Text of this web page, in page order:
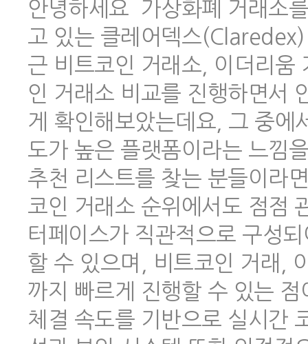
안녕하세요 가상화폐 거래소
고 있는 클레어덱스
근 비트코인 거래소, 이더리움
인 거래소 비교를 진행하면서
게 확인해보았는데요, 그 중에
도가 높은 플랫폼이라는 느낌
추천 리스트를 찾는 분들이라
코인 거래소 순위에서도 점점
터페이스가 직관적으로 구성
할 수 있으며, 비트코인 거래,
까지 빠르게 진행할 수 있는
체결 속도를 기반으로 실시간